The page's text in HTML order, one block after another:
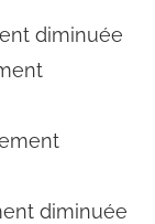
diminuée
diminuée